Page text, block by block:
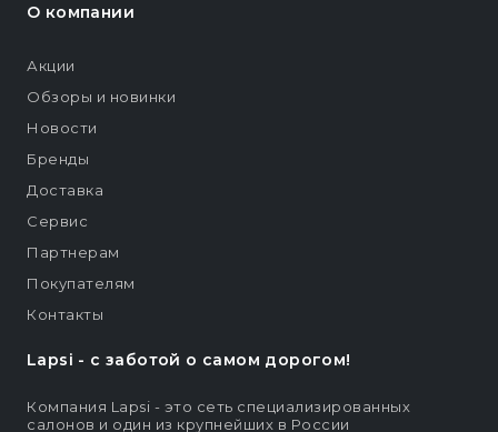
Lapsi - c заботой о самом дорогом!
Компания Lapsi - это сеть специализированных
салонов и один из крупнейших в России
О компании
Акции
Обзоры и новинки
Новости
Бренды
Доставка
Сервис
Партнерам
Покупателям
Контакты